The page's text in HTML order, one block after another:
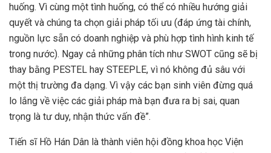
huống. Vì cùng một tình huống, có thể có nhiều hướng giải
quyết và chúng ta chọn giải pháp tối ưu (đáp ứng tài chính,
nguồn lực sẵn có doanh nghiệp và phù hợp tình hình kinh tế
trong nước). Ngay cả những phân tích như SWOT cũng sẽ bị
thay bằng PESTEL hay STEEPLE, vì nó không đủ sâu với
một thị trường đa dạng. Vì vậy các bạn sinh viên đừng quá
lo lắng về việc các giải pháp mà bạn đưa ra bị sai, quan
trọng là tư duy, nhận thức vấn đề”.
Tiến sĩ Hồ Hán Dân là thành viên hội đồng khoa học Viện